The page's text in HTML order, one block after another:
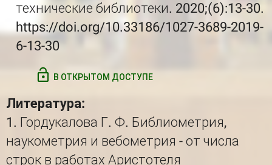
технические библиотеки. 2020;(6):13-30.
https://doi.org/10.33186/1027-3689-2019-
6-13-30
В ОТКРЫТОМ ДОСТУПЕ
Литература:
1. Гордукалова Г. Ф. Библиометрия,
наукометрия и вебометрия - от числа
строк в работах Аристотеля